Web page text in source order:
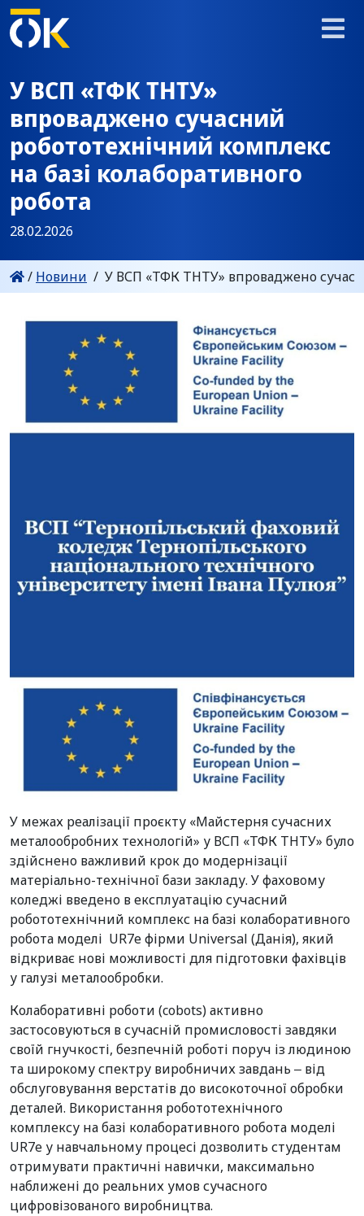
У ВСП «ТФК ТНТУ»
впроваджено сучасний
робототехнічний комплекс
на базі колаборативного
робота
28.02.2026
/ Новини / У ВСП «ТФК ТНТУ» впроваджено
У межах реалізації проєкту «Майстерня сучасних
металообробних технологій» у ВСП «ТФК ТНТУ» було
здійснено важливий крок до модернізації
матеріально-технічної бази закладу. У фаховому
коледжі введено в експлуатацію сучасний
робототехнічний комплекс на базі колаборативного
робота моделі UR7e фірми Universal (Данія), який
відкриває нові можливості для підготовки фахівців
у галузі металообробки.
Колаборативні роботи (cobots) активно
застосовуються в сучасній промисловості завдяки
своїй гнучкості, безпечній роботі поруч із людиною
та широкому спектру виробничих завдань ‒ від
обслуговування верстатів до високоточної обробки
деталей. Використання робототехнічного
комплексу на базі колаборативного робота моделі
UR7e у навчальному процесі дозволить студентам
отримувати практичні навички, максимально
наближені до реальних умов сучасного
цифровізованого виробництва.